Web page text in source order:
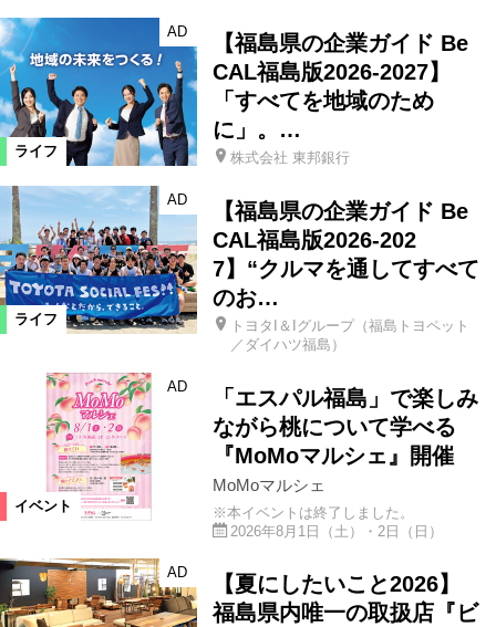
ライフ
AD
【福島県の企業ガイド Be
CAL福島版2026-2027】
「すべてを地域のため
に」。…
株式会社 東邦銀行
ライフ
AD
【福島県の企業ガイド Be
CAL福島版2026-202
7】“クルマを通してすべて
のお…
トヨタI＆Iグループ（福島トヨペット
／ダイハツ福島）
イベント
AD
「エスパル福島」で楽しみ
ながら桃について学べる
『MoMoマルシェ』開催
MoMoマルシェ
※本イベントは終了しました。
2026年8月1日（土）・2日（日）
AD
【夏にしたいこと2026】
福島県内唯一の取扱店『ビ